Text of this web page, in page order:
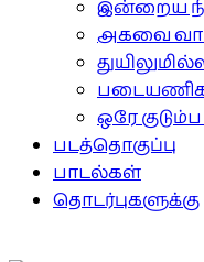
இன்றைய
அகவை
ஒரே
படத்தொகுப்பு
பாடல்கள்
தொடர்புகளுக்கு